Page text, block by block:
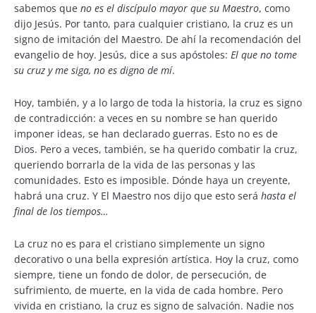
sabemos que no es el discípulo mayor que su Maestro, como
dijo Jesús. Por tanto, para cualquier cristiano, la cruz es un
signo de imitación del Maestro. De ahí la recomendación del
evangelio de hoy. Jesús, dice a sus apóstoles: El que no tome
su cruz y me siga, no es digno de mí.
Hoy, también, y a lo largo de toda la historia, la cruz es signo
de contradicción: a veces en su nombre se han querido
imponer ideas, se han declarado guerras. Esto no es de
Dios. Pero a veces, también, se ha querido combatir la cruz,
queriendo borrarla de la vida de las personas y las
comunidades. Esto es imposible. Dónde haya un creyente,
habrá una cruz. Y El Maestro nos dijo que esto será hasta el
final de los tiempos…
La cruz no es para el cristiano simplemente un signo
decorativo o una bella expresión artística. Hoy la cruz, como
siempre, tiene un fondo de dolor, de persecución, de
sufrimiento, de muerte, en la vida de cada hombre. Pero
vivida en cristiano, la cruz es signo de salvación. Nadie nos